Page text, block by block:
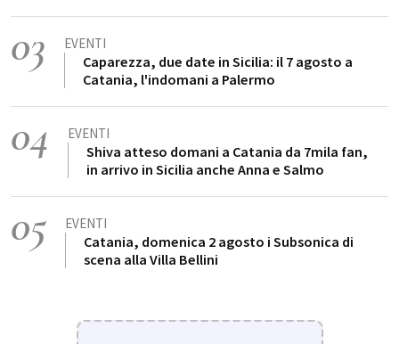
03 EVENTI
Caparezza, due date in Sicilia: il 7 agosto a
Catania, l'indomani a Palermo
04 EVENTI
Shiva atteso domani a Catania da 7mila fan,
in arrivo in Sicilia anche Anna e Salmo
05 EVENTI
Catania, domenica 2 agosto i Subsonica di
scena alla Villa Bellini